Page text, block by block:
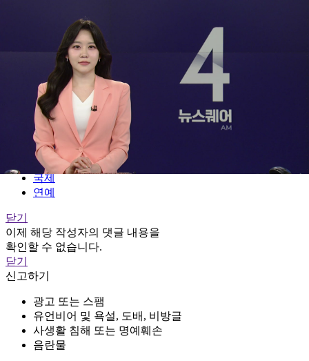
TV프로그램
홈
정치
경제
사회
국제
연예
닫기
이제 해당 작성자의 댓글 내용을
확인할 수 없습니다.
닫기
신고하기
광고 또는 스팸
유언비어 및 욕설, 도배, 비방글
사생활 침해 또는 명예훼손
음란물